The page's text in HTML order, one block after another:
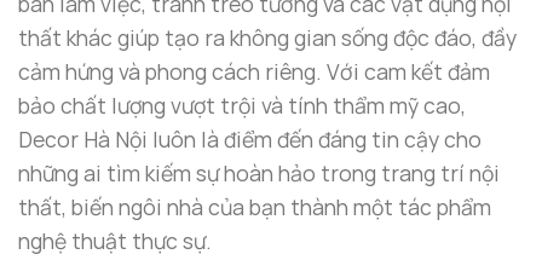
hoặc trong phòng làm việc để mang lại sự yên tĩnh
và tập trung.
thất khác giúp tạo ra không gian sống độc đáo, đầy
cảm hứng và phong cách riêng. Với cam kết đảm
bảo chất lượng vượt trội và tính thẩm mỹ cao,
Decor Hà Nội luôn là điểm đến đáng tin cậy cho
những ai tìm kiếm sự hoàn hảo trong trang trí nội
thất, biến ngôi nhà của bạn thành một tác phẩm
nghệ thuật thực sự.